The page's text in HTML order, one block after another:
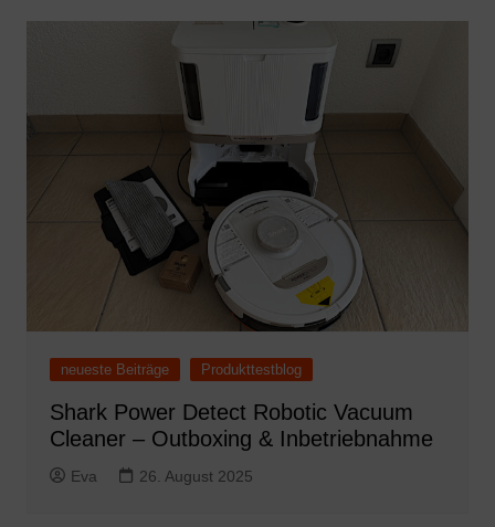
neueste Beiträge Produkttestblog
Shark Power Detect Robotic Vacuum
Cleaner – Outboxing & Inbetriebnahme
Eva 26. August 2025